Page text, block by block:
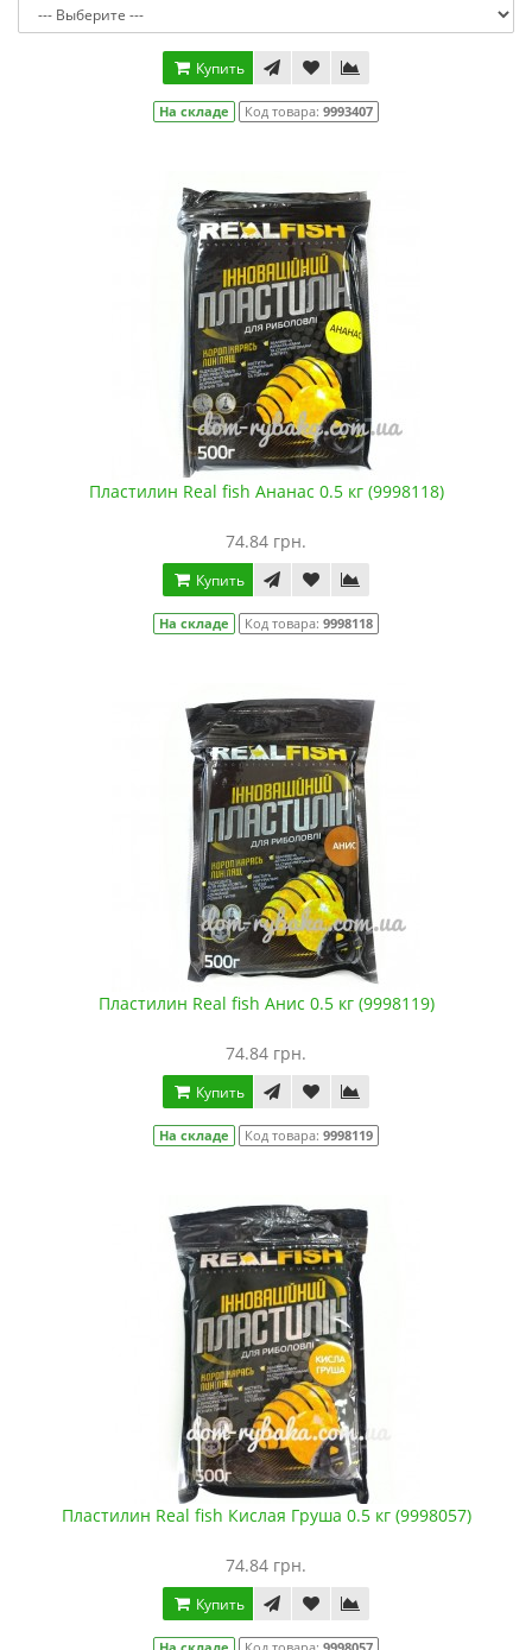
Купить
На складе Код товара: 9993407
Пластилин Real fish Ананас 0.5 кг (9998118)
74.84 грн.
Купить
На складе Код товара: 9998118
Пластилин Real fish Анис 0.5 кг (9998119)
74.84 грн.
Купить
На складе Код товара: 9998119
Пластилин Real fish Кислая Груша 0.5 кг (9998057)
74.84 грн.
Купить